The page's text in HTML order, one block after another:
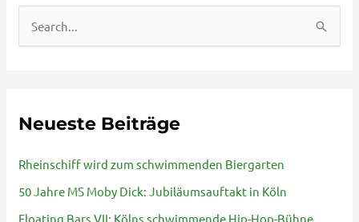
e
n
a
Neueste Beiträge
Rheinschiff wird zum schwimmenden Biergarten
50 Jahre MS Moby Dick: Jubiläumsauftakt in Köln
Floating Bars VII: Kölns schwimmende Hip-Hop-Bühne